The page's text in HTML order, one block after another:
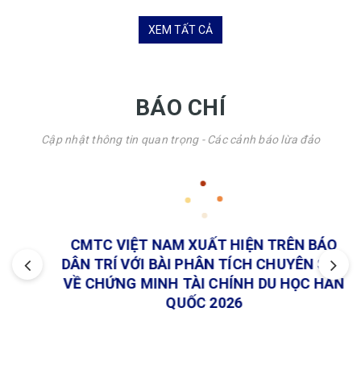
XEM TẤT CẢ
BÁO CHÍ
Cập nhật thông tin quan trọng - Các cảnh báo lừa đảo
CMTC VIỆT NAM XUẤT HIỆN TRÊN BÁO
DÂN TRÍ VỚI BÀI PHÂN TÍCH CHUYÊN SÂU
VỀ CHỨNG MINH TÀI CHÍNH DU HỌC HÀN
QUỐC 2026